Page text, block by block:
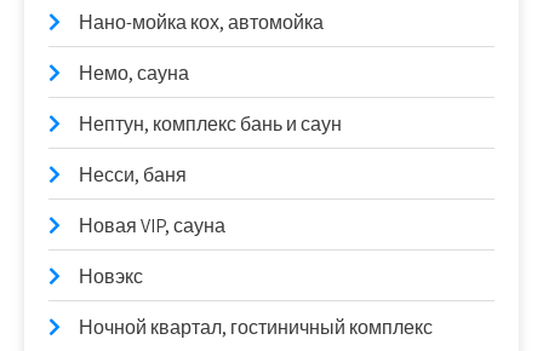
Нано-мойка кох, автомойка
Немо, сауна
Нептун, комплекс бань и саун
Несси, баня
Новая VIP, сауна
Новэкс
Ночной квартал, гостиничный комплекс